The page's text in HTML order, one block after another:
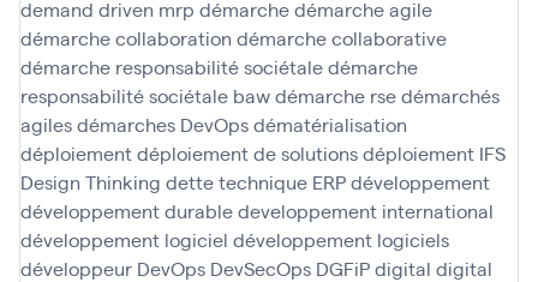
demand driven mrp démarchedémarche agile
démarche collaboration démarche collaborative
démarche responsabilité sociétaledémarche
responsabilité sociétale bawdémarche rsedémarchés
agilesdémarches DevOpsdématérialisation
déploiementdéploiement de solutionsdéploiement IFS
Design Thinking dette technique ERPdéveloppement
développement durabledeveloppement international
développement logiciel développement logiciels
développeur DevOps DevSecOps DGFiPdigital digital